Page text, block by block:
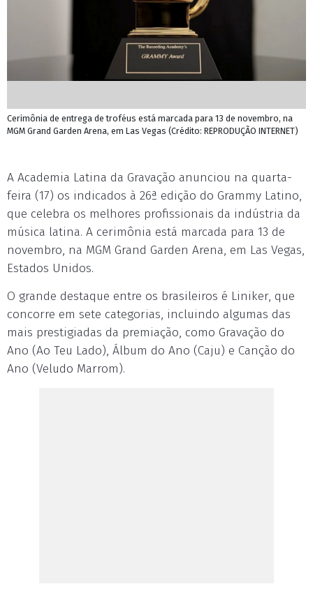
Cerimônia de entrega de troféus está marcada para 13 de novembro, na
MGM Grand Garden Arena, em Las Vegas (Crédito: REPRODUÇÃO INTERNET)
A Academia Latina da Gravação anunciou na quarta-
feira (17) os indicados à 26ª edição do Grammy Latino,
que celebra os melhores profissionais da indústria da
música latina. A cerimônia está marcada para 13 de
novembro, na MGM Grand Garden Arena, em Las Vegas,
Estados Unidos.
O grande destaque entre os brasileiros é Liniker, que
concorre em sete categorias, incluindo algumas das
mais prestigiadas da premiação, como Gravação do
Ano (Ao Teu Lado), Álbum do Ano (Caju) e Canção do
Ano (Veludo Marrom).